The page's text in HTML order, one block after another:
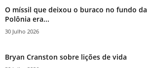
O míssil que deixou o buraco no fundo da
Polônia era...
30 Julho 2026
Bryan Cranston sobre lições de vida